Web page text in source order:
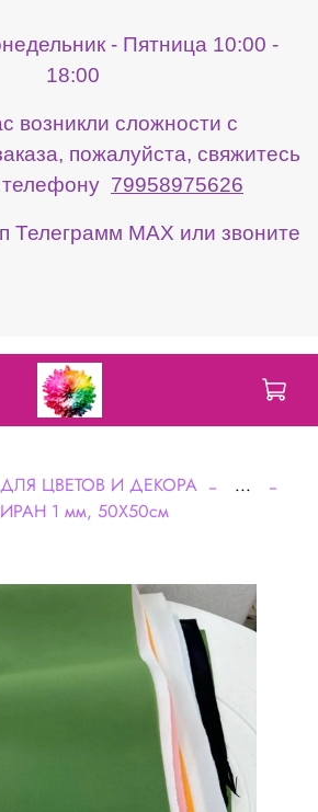
- Пятница 10:00 -
18:00
возникли сложности с
пожалуйста, свяжитесь
79958975626
Телеграмм МАХ или звоните
ЦВЕТОВ И ДЕКОРА
...
1 мм, 50Х50см